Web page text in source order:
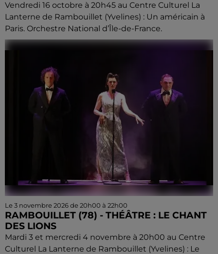
Vendredi 16 octobre à 20h45 au Centre Culturel La
Lanterne de Rambouillet (Yvelines) : Un américain à
Paris. Orchestre National d’Île-de-France.
Le 3 novembre 2026 de 20h00 à 22h00
RAMBOUILLET (78) - THÉÂTRE : LE CHANT
DES LIONS
Mardi 3 et mercredi 4 novembre à 20h00 au Centre
Culturel La Lanterne de Rambouillet (Yvelines) : Le